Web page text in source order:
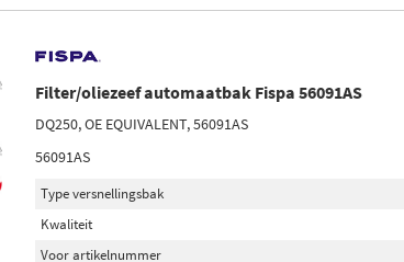
Filter/oliezeef automaatbak Fispa 56091AS
DQ250, OE EQUIVALENT, 56091AS
56091AS
Type versnellingsbak
Kwaliteit
Voor artikelnummer